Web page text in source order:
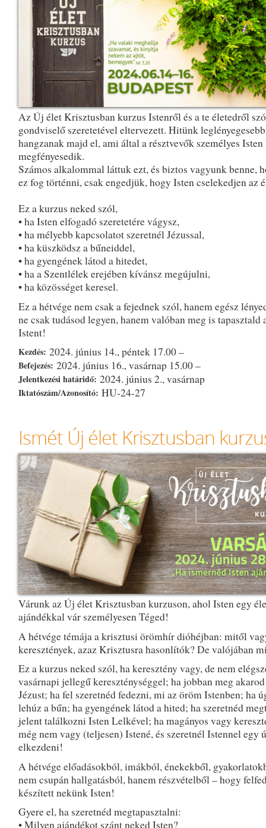
Az Új élet Krisztusban kurzus Istenről és a te életedről
gondviselő szeretetével eltervezett. Hitünk
hangzanak majd el, ami által a résztvevők személyes
megfényesedik.
Számos alkalommal láttuk ezt, és biztos vagyunk benne,
ez fog történni, csak engedjük, hogy Isten cselekedjen az
Ez a kurzus neked szól,
• ha Isten elfogadó szeretetére vágysz,
• ha mélyebb kapcsolatot szeretnél Jézussal,
• ha küszködsz a bűneiddel,
• ha gyengének látod a hitedet,
• ha a Szentlélek erejében kívánsz megújulni,
• ha közösséget keresel.
Ez a hétvége nem csak a fejednek szól, hanem egész
ne csak tudásod legyen, hanem valóban meg is tapasztald
Istent!
Kezdés: 2024. június 14., péntek 17.00 –
Befejezés: 2024. június 16., vasárnap 15.00 –
Jelentkezési határidő: 2024. június 2., vasárnap
Iktatószám/Azonosító: HU-24-27
Ismét Új élet Krisztusban
Várunk az Új élet Krisztusban kurzuson, ahol Isten egy
ajándékkal vár személyesen Téged!
A hétvége témája a krisztusi örömhír dióhéjban: mitől
keresztények, azaz Krisztusra hasonlítók? De valójában
Ez a kurzus neked szól, ha keresztény vagy, de nem
vasárnapi jellegű kereszténységgel; ha jobban meg
Jézust; ha fel szeretnéd fedezni, mi az öröm Istenben; ha
lehúz a bűn; ha gyengének látod a hited; ha szeretnéd
jelent találkozni Isten Lelkével; ha magányos vagy
még nem vagy (teljesen) Istené, és szeretnél Istennel egy
elkezdeni!
A hétvége előadásokból, imákból, énekekből,
nem csupán hallgatásból, hanem részvételből – hogy
készített nekünk Isten!
Gyere el, ha szeretnéd megtapasztalni:
• Milyen ajándékot szánt neked Isten?